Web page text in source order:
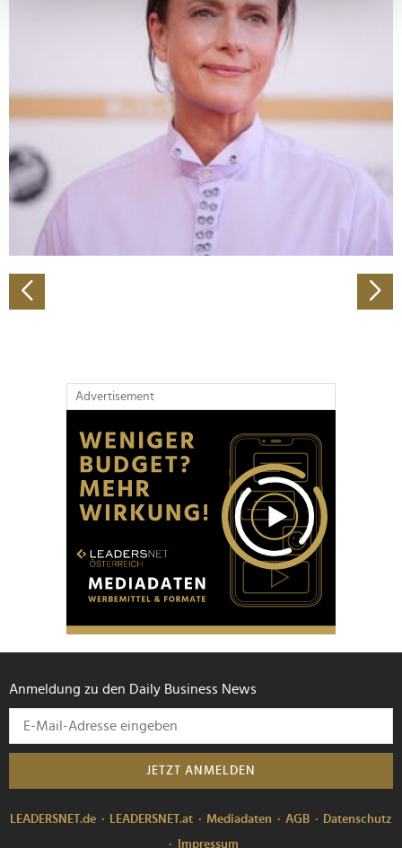
Erfahren Sie mehr darüber, wie Ihre persönlichen Daten
verarbeitet werden, und legen Sie Ihre Präferenzen im
Abschnitt Einzelheiten
fest.
Wir verwenden Cookies, um Inhalte und Anzeigen zu
personalisieren, Funktionen für soziale Medien anbieten
zu können und die Zugriffe auf unsere Website zu
analysieren. Außerdem geben wir Informationen zu Ihrer
Verwendung unserer Website an unsere Partner für
soziale Medien, Werbung und Analysen weiter. Unsere
Partner führen diese Informationen möglicherweise mit
weiteren Daten zusammen, die Sie ihnen bereitgestellt
gesammelt haben.
Advertisement
Anmeldung zu den Daily Business News
JETZT ANMELDEN
LEADERSNET.de LEADERSNET.at Mediadaten AGB
Datenschutz
Impressum